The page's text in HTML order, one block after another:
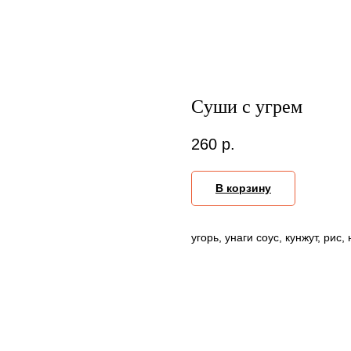
Cуши с угрем
260 р.
В корзину
угорь, унаги соус, кунжут, рис,